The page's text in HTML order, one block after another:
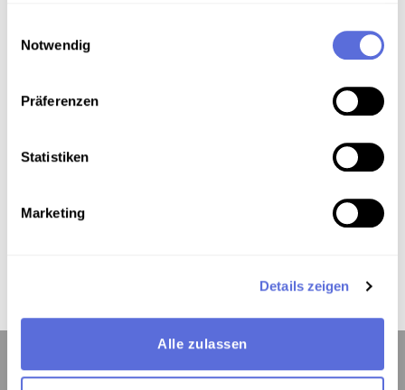
Notwendig
Präferenzen
Statistiken
Marketing
Details zeigen
Alle zulassen
Download
Metadaten
Verortung in der digitalen Sammlung